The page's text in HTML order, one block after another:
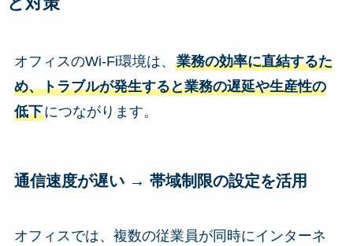
オフィスのWi-Fi環境は、 業務の効率に直結するた
め、トラブルが発生すると業務の遅延や生産性の
低下につながります。
通信速度が遅い → 帯域制限の設定を活用
オフィスでは、複数の従業員が同時にインターネ